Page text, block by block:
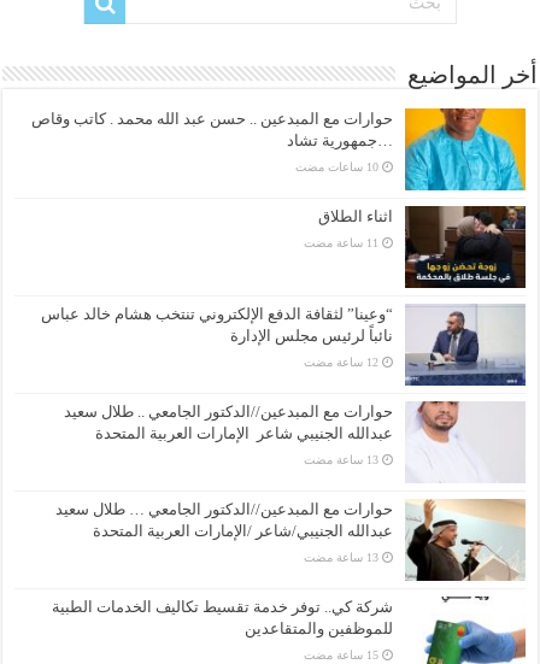
أخر المواضيع
حوارات مع المبدعين .. حسن عبد الله محمد . كاتب وقاص
…جمهورية تشاد
‏10 ساعات مضت
اثناء الطلاق
“وعينا” لثقافة الدفع الإلكتروني تنتخب هشام خالد عباس
نائباً لرئيس مجلس الإدارة
حوارات مع المبدعين//الدكتور الجامعي .. طلال سعيد
عبدالله الجنيبي شاعر الإمارات العربية المتحدة
‏13 ساعة مضت
حوارات مع المبدعين//الدكتور الجامعي … طلال سعيد
عبدالله الجنيبي/شاعر /الإمارات العربية المتحدة
‏13 ساعة مضت
شركة كي.. توفر خدمة تقسيط تكاليف الخدمات الطبية
للموظفين والمتقاعدين
‏15 ساعة مضت